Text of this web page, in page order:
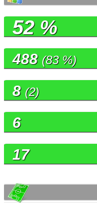
52 %
488 (83 %)
8 (2)
6
17